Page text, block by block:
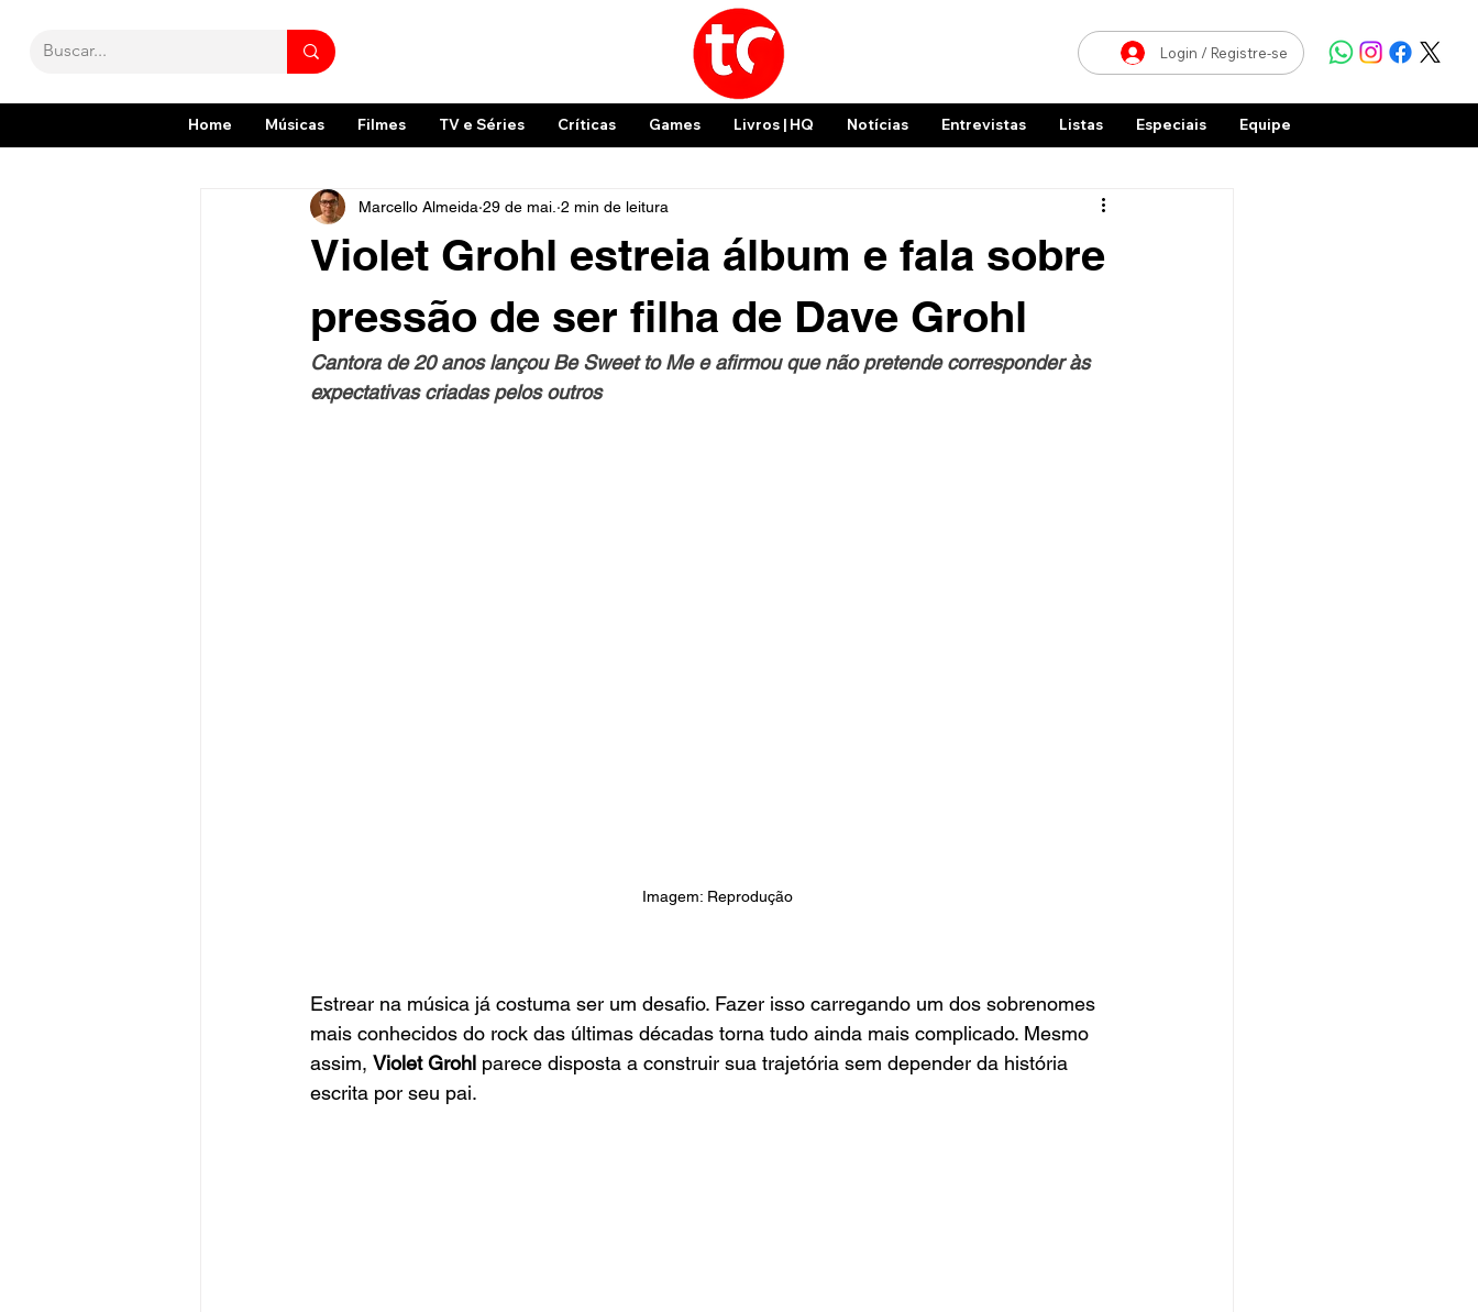
Login / Registre-se
Home Músicas Filmes TV e Séries Críticas Games Livros | HQ Notícias Entrevistas Listas Especiais Equipe
Violet Grohl estreia álbum e fala sobre
pressão de ser filha de Dave Grohl
Marcello Almeida 29 de mai. 2 min de leitura
Cantora de 20 anos lançou Be Sweet to Me e afirmou que não pretende corresponder às
expectativas criadas pelos outros
Imagem: Reprodução
Estrear na música já costuma ser um desafio. Fazer isso carregando um dos sobrenomes
mais conhecidos do rock das últimas décadas torna tudo ainda mais complicado. Mesmo
assim, Violet Grohl parece disposta a construir sua trajetória sem depender da história
escrita por seu pai.